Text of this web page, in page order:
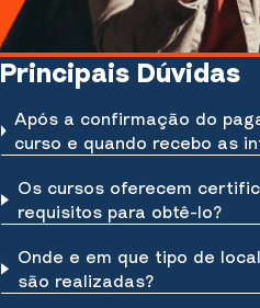
Principais Dúvidas
Após a confirmação do
curso e quando recebo as
Os cursos oferecem
requisitos para obtê-lo?
Onde e em que tipo de
são realizadas?